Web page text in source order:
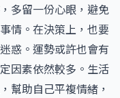
多留一份心眼，避免
情。在決策上，也要
惑。運勢或許也會有
因素依然較多。生活
幫助自己平複情緒，